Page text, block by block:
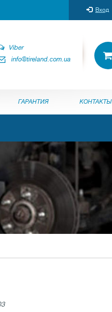
Вход
Viber
info@tireland.com.ua
ГАРАНТИЯ КОНТАКТЫ